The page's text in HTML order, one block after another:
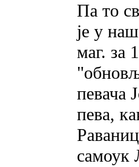
Па то
je у
маг. за
певача
пева,
самоук